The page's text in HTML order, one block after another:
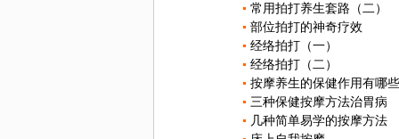
常用拍打养生套路（二）
部位拍打的神奇疗效
经络拍打（一）
经络拍打（二）
按摩养生的保健作用有哪
三种保健按摩方法治胃病
几种简单易学的按摩方法